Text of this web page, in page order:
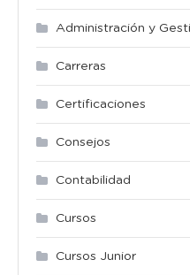
Administración y
Carreras
Certificaciones
Consejos
Contabilidad
Cursos
Cursos Junior